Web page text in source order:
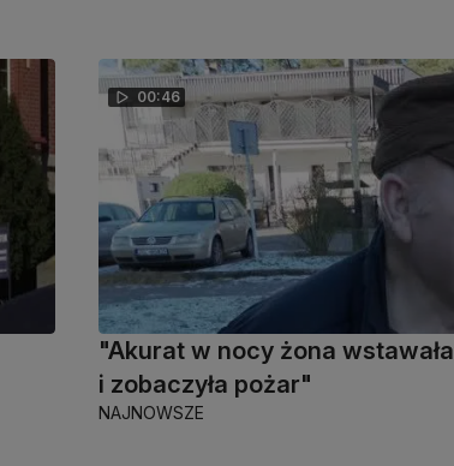
00:46
"Akurat w nocy żona wstawała
i zobaczyła pożar"
NAJNOWSZE